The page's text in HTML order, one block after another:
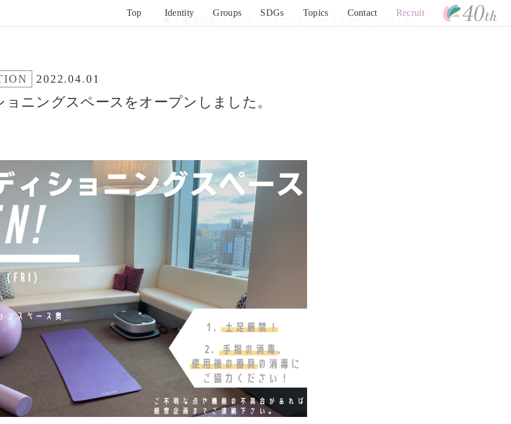
Top Identity Groups SDGs Topics Contact Recruit
新着情報 コンディショニングスペースをオープンしました。
2022.04.01
ョニングスペースをオープンしました。